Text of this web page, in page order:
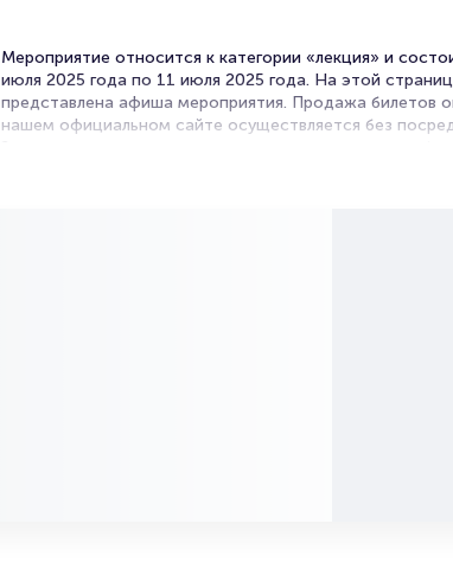
Мероприятие относится к категории «лекция» и
июля 2025 года по 11 июля 2025 года. На этой
представлена афиша мероприятия. Продажа билетов
нашем официальном сайте осуществляется без